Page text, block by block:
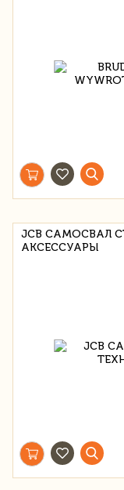
JCB САМОСВАЛ
АКСЕССУАРЫ